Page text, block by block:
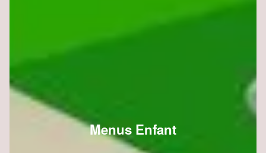
Menus Enfant